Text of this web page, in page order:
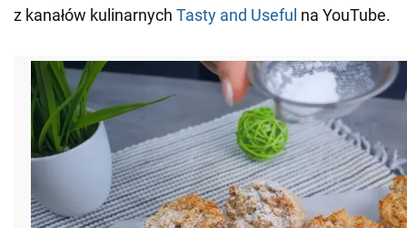
z kanałów kulinarnych Tasty and Useful na YouTube.